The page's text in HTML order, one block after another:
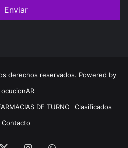
derechos reservados. Powered by
DE TURNO
Clasificados
Contacto